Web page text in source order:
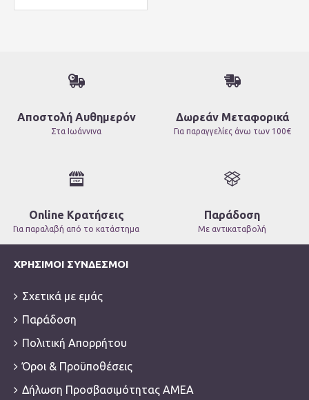
Αποστολή Αυθημερόν
Στα Ιωάννινα
Δωρεάν Μεταφορικά
Για παραγγελίες άνω των 100€
Online Κρατήσεις
Για παραλαβή από το κατάστημα
Παράδοση
Με αντικαταβολή
ΧΡΉΣΙΜΟΙ ΣΎΝΔΕΣΜΟΙ
Σχετικά με εμάς
Παράδοση
Πολιτική Απορρήτου
Όροι & Προϋποθέσεις
Δήλωση Προσβασιμότητας ΑΜΕΑ